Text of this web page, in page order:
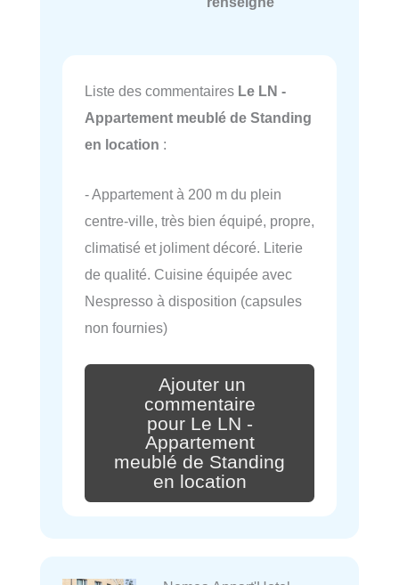
Liste des commentaires Le LN -
Appartement meublé de Standing
en location :
- Appartement à 200 m du plein
centre-ville, très bien équipé, propre,
climatisé et joliment décoré. Literie
de qualité. Cuisine équipée avec
Nespresso à disposition (capsules
non fournies)
Ajouter un
commentaire
pour Le LN -
Appartement
meublé de Standing
en location